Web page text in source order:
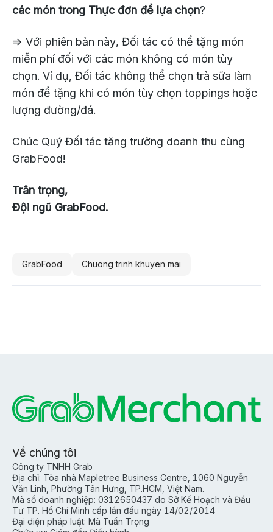
các món trong Thực đơn để lựa chọn?
=> Với phiên bản này, Đối tác có thể tặng món
miễn phí đối với các món không có món tùy
chọn. Ví dụ, Đối tác không thể chọn trà sữa làm
món để tặng khi có món tùy chọn toppings hoặc
lượng đường/đá.
Chúc Quý Đối tác tăng trưởng doanh thu cùng
GrabFood!
Trân trọng,
⁠Đội ngũ GrabFood.
GrabFood Chuong trinh khuyen mai
Về chúng tôi
Công ty TNHH Grab
Địa chỉ: Tòa nhà Mapletree Business Centre, 1060 Nguyễn
Văn Linh, Phường Tân Hưng, TP.HCM, Việt Nam.
Mã số doanh nghiệp: 0312650437 do Sở Kế Hoạch và Đầu
Tư TP. Hồ Chí Minh cấp lần đầu ngày 14/02/2014
Đại diện pháp luật: Mã Tuấn Trọng